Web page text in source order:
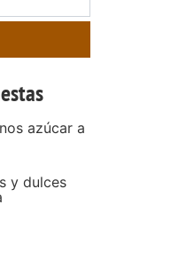
azúcar a
y dulces